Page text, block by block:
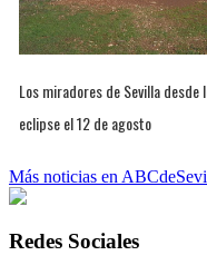
Los miradores de Sevilla desde
eclipse el 12 de agosto
Más noticias en
Redes Sociales